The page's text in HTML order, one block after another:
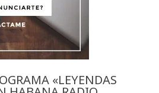
«LEYENDAS